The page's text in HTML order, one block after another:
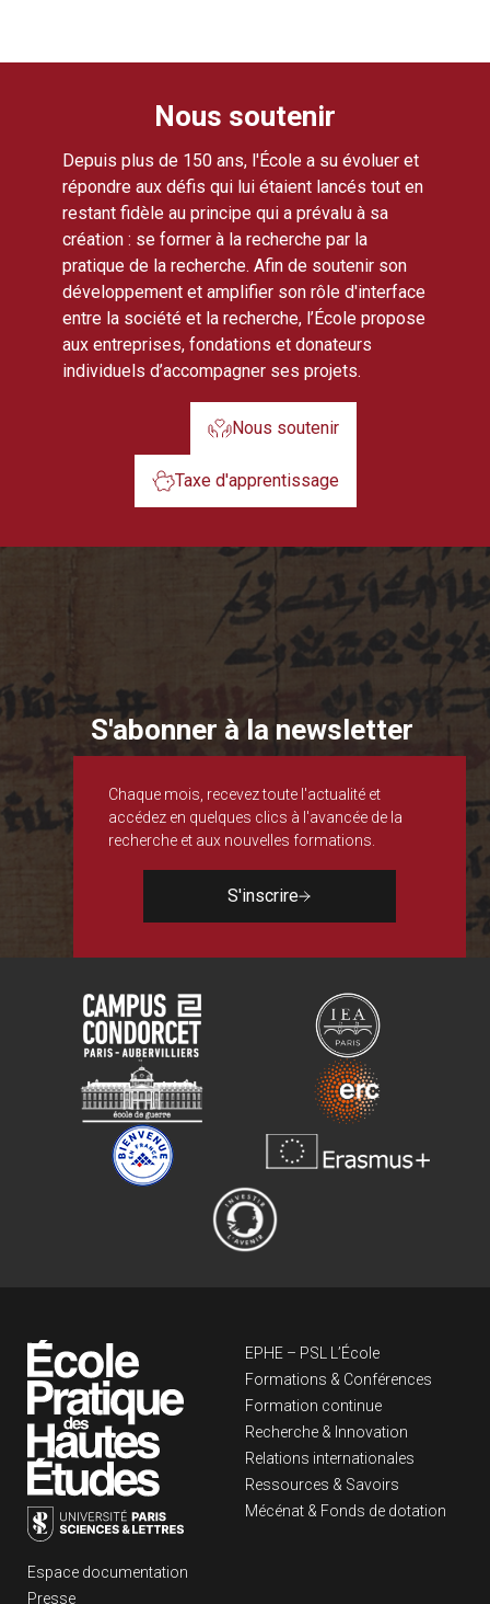
Nous soutenir
Depuis plus de 150 ans, l'École a su évoluer et
répondre aux défis qui lui étaient lancés tout en
restant fidèle au principe qui a prévalu à sa
création : se former à la recherche par la
pratique de la recherche. Afin de soutenir son
développement et amplifier son rôle d'interface
entre la société et la recherche, l’École propose
aux entreprises, fondations et donateurs
individuels d’accompagner ses projets.
Nous soutenir
Taxe d'apprentissage
S'abonner à la newsletter
Chaque mois, recevez toute l'actualité et
accédez en quelques clics à l'avancée de la
recherche et aux nouvelles formations.
S'inscrire
Navigation
EPHE – PSL L’École
Formations & Conférences
Formation continue
Recherche & Innovation
Relations internationales
Ressources & Savoirs
Mécénat & Fonds de dotation
Liens footer
Espace documentation
Presse